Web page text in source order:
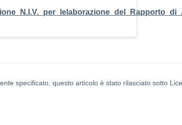
specificato, questo articolo è stato rilasciato sotto